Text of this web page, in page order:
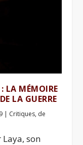
LA MÉMOIRE
LA GUERRE
| Critiques, de
son